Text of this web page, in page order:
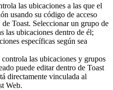
las ubicaciones a las que el
usando su código de acceso
Toast. Seleccionar un grupo de
las ubicaciones dentro de él;
específicas según sea
controla las ubicaciones y grupos
puede editar dentro de Toast
directamente vinculada al
Web.